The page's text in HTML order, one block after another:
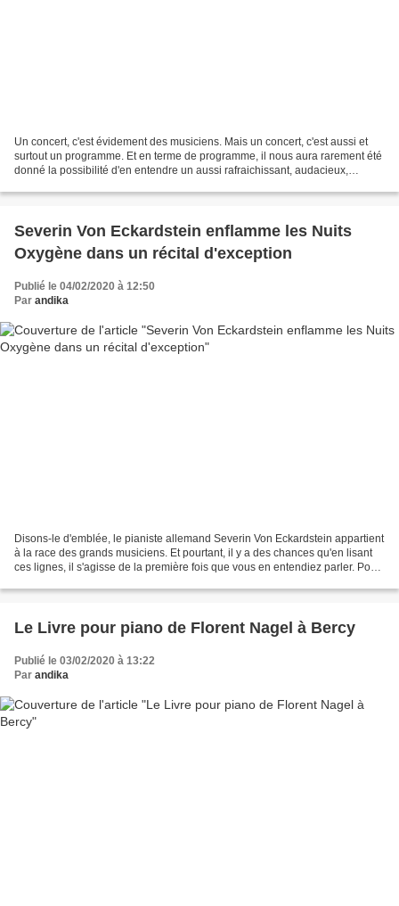
Un concert, c'est évidement des musiciens. Mais un concert, c'est aussi et
surtout un programme. Et en terme de programme, il nous aura rarement été
donné la possibilité d'en entendre un aussi rafraichissant, audacieux,
Severin Von Eckardstein enflamme les Nuits
Oxygène dans un récital d'exception
Publié le 04/02/2020 à 12:50
Par andika
Disons-le d'emblée, le pianiste allemand Severin Von Eckardstein appartient
à la race des grands musiciens. Et pourtant, il y a des chances qu'en lisant
ces lignes, il s'agisse de la première fois que vous en entendiez parler. Pour
Le Livre pour piano de Florent Nagel à Bercy
Publié le 03/02/2020 à 13:22
Par andika